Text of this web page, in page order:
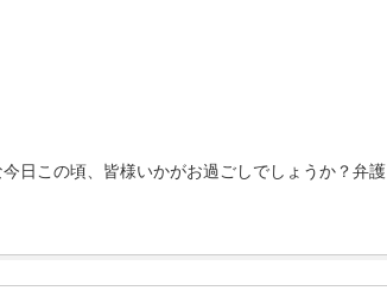
日この頃、皆様いかがお過ごしでしょうか？弁護